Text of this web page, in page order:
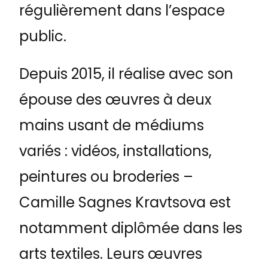
régulièrement dans l’espace
public.
Depuis 2015, il réalise avec son
épouse des œuvres à deux
mains usant de médiums
variés : vidéos, installations,
peintures ou broderies –
Camille Sagnes Kravtsova est
notamment diplômée dans les
arts textiles. Leurs œuvres